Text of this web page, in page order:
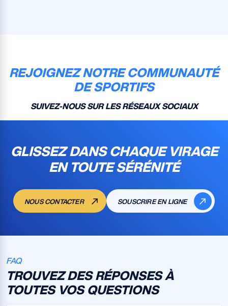
REJOIGNEZ NOTRE COMMUNAUTÉ
DE SPORTIFS
SUIVEZ-NOUS SUR LES RÉSEAUX SOCIAUX
GLISSEZ DANS CHAQUE VIRAGE
EN TOUTE SÉRÉNITÉ
NOUS CONTACTER SOUSCRIRE EN LIGNE
FAQ
TROUVEZ DES RÉPONSES À
TOUTES VOS QUESTIONS